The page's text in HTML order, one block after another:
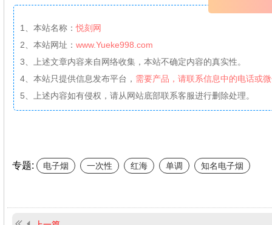
1、本站名称：悦刻网
2、本站网址： www.Yueke998.com
3、上述文章内容来自网络收集，本站不确定内容的真实性。
4、本站只提供信息发布平台， 需要产品，请联系信息中的电话或
5、上述内容如有侵权，请从网站底部联系客服进行删除处理。
专题: 电子烟 一次性 红海 单调 知名电子烟